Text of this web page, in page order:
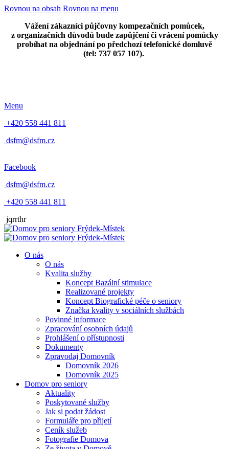
Rovnou na obsah Rovnou na menu
Vážení zákazníci půjčovny kompezačních pomůcek,
z organizačních důvodů bude zapůjčení či vrácení pomůcky
probíhat na objednání po předchozí telefonické domluvě
(tel: 737 057 107).
Menu
+420 558 441 811
dsfm@dsfm.cz
Facebook
dsfm@dsfm.cz
+420 558 441 811
jqrrthr
O nás
O nás
Kvalita služby
Koncept Bazální stimulace
Realizované projekty
Koncept Biografické péče o seniory
Značka kvality v sociálních službách
Povinné informace
Zpracování osobních údajů
Prohlášení o přístupnosti
Dokumenty
Zpravodaj Domovník
Domovník 2026
Domovník 2025
Domov pro seniory
Aktuality
Poskytované služby
Jak si podat žádost
Formuláře pro přijetí
Ceník služeb
Fotografie Domova